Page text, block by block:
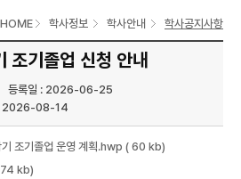
HOME 학사정보 학사안내 학사공지사항
기졸업 신청 안내
등록일 : 2026-06-25
2026-08-14
조기졸업 운영 계획.hwp ( 60 kb)
kb)